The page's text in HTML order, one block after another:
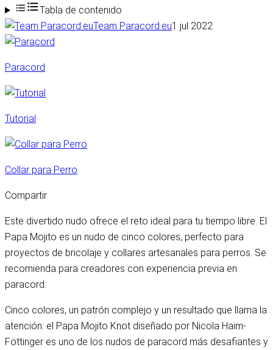
Tabla de contenido
Team Paracord.eu1 jul 2022
Paracord
Tutorial
Collar para Perro
Compartir
Este divertido nudo ofrece el reto ideal para tu tiempo libre. El
Papa Mojito es un nudo de cinco colores, perfecto para
proyectos de bricolaje y collares artesanales para perros. Se
recomienda para creadores con experiencia previa en
paracord.
Cinco colores, un patrón complejo y un resultado que llama la
atención: el Papa Mojito Knot diseñado por Nicola Haim-
Föttinger es uno de los nudos de paracord más desafiantes y